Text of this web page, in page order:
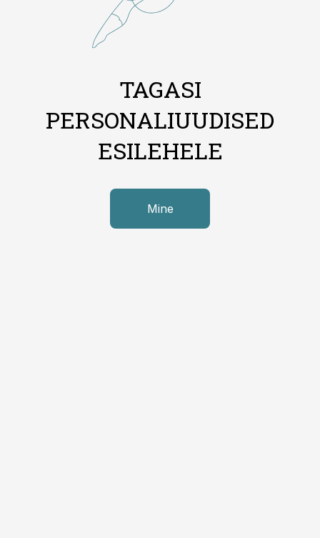
TAGASI
PERSONALIUUDISED
ESILEHELE
Mine